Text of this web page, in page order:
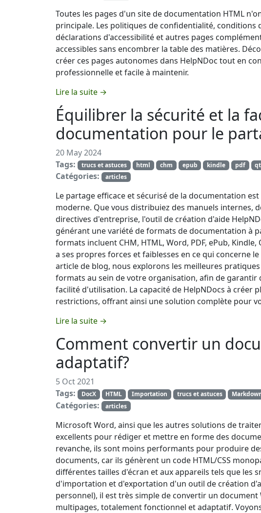
Toutes les pages d'un site de documentation HTML
principale. Les politiques de confidentialité, conditions
déclarations d'accessibilité et autres pages
accessibles sans encombrer la table des matières.
créer ces pages autonomes dans HelpNDoc tout en
professionnelle et facile à maintenir.
Lire la suite →
Équilibrer la sécurité et la
documentation pour le
20 May 2024
Tags:
trucs et astuces html chm epub kindle pdf
Catégories: articles
Le partage efficace et sécurisé de la documentation
moderne. Que vous distribuiez des manuels internes,
directives d'entreprise, l'outil de création d'aide
générant une variété de formats de documentation à
formats incluent CHM, HTML, Word, PDF, ePub,
a ses propres forces et faiblesses en ce qui concerne
article de blog, nous explorons les meilleures
formats au sein de votre organisation, afin de garantir
facilité d'utilisation. La capacité de HelpNDocs à
restrictions, offrant ainsi une solution complète pour
Lire la suite →
Comment convertir un
adaptatif?
5 Oct 2021
Tags:
DocX HTML Importation trucs et astuces
Catégories: articles
Microsoft Word, ainsi que les autres solutions de
excellents pour rédiger et mettre en forme des
revanche, ils sont moins performants pour produire
documents, car ils génèrent un code HTML/CSS
différentes tailles d'écran et aux appareils tels que les
d'importation et d'exportation d'un outil de création
personnel), il est très simple de convertir un document
multipages, totalement fonctionnel et adaptatif.